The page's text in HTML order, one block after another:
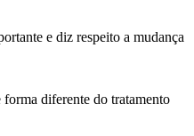
e diz respeito a mudança
forma diferente do tratamento